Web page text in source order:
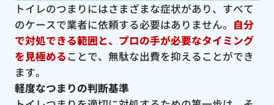
トイレのつまりにはさまざまな症状があり、すべて
のケースで業者に依頼する必要はありません。 自分
で対処できる範囲と、プロの手が必要なタイミング
を見極めることで、無駄な出費を抑えることができ
ます。
軽度なつまりの判断基準